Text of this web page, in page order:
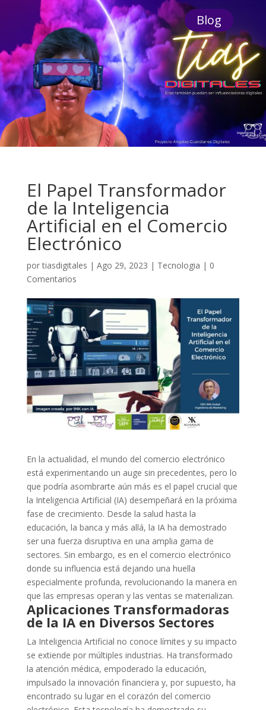
Blog
El Papel Transformador
de la Inteligencia
Artificial en el Comercio
Electrónico
portiasdigitales | Ago 29, 2023 | Tecnologia | 0
Comentarios
En la actualidad, el mundo del comercio electrónico
está experimentando un auge sin precedentes, pero lo
que podría asombrarte aún más es el papel crucial que
la Inteligencia Artificial (IA) desempeñará en la próxima
fase de crecimiento. Desde la salud hasta la
educación, la banca y más allá, la IA ha demostrado
ser una fuerza disruptiva en una amplia gama de
sectores. Sin embargo, es en el comercio electrónico
donde su influencia está dejando una huella
especialmente profunda, revolucionando la manera en
que las empresas operan y las ventas se materializan.
Aplicaciones Transformadoras
de la IA en Diversos Sectores
La Inteligencia Artificial no conoce límites y su impacto
se extiende por múltiples industrias. Ha transformado
la atención médica, empoderado la educación,
impulsado la innovación financiera y, por supuesto, ha
encontrado su lugar en el corazón del comercio